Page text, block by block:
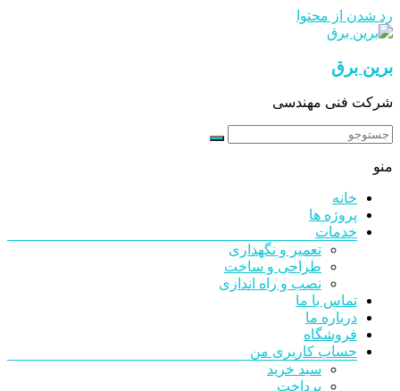
رد شدن از محتوا
برین برق
شرکت فنی مهندسی
منو
خانه
پروژه ها
خدمات
تعمیر و نگهداری
طراحی و ساخت
نصب و راه اندازی
تماس با ما
درباره ما
فروشگاه
حساب کاربری من
سبد خرید
پرداخت